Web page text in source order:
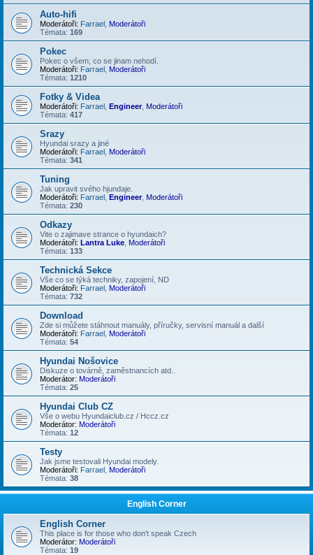
Auto-hifi
Moderátoři: Farrael Moderátoři
Témata: 169
Pokec
Pokec o všem, co se jinam nehodí.
Moderátoři: Farrael Moderátoři
Témata: 1210
Fotky & Videa
Moderátoři: Farrael Engineer, Moderátoři
Témata: 417
Srazy
Hyundai srazy a jiné
Moderátoři: Farrael Moderátoři
Témata: 341
Tuning
Jak upravit svého hjundaje.
Moderátoři: Farrael Engineer, Moderátoři
Témata: 230
Odkazy
Vite o zajimave strance o hyundaich?
Moderátoři: Lantra Luke Moderátoři
Témata: 133
Technická Sekce
Vše co se týká techniky, zapojení, ND
Moderátoři: Farrael Moderátoři
Témata: 732
Download
Zde si můžete stáhnout manuály, příručky, servisní manuál a další
Moderátoři: Farrael Moderátoři
Témata: 54
Hyundai Nošovice
Diskuze o továrně, zaměstnancích atd..
Moderátor: Moderátoři
Témata: 25
Hyundai Club CZ
Vše o webu Hyundaiclub.cz / Hccz.cz
Moderátor: Moderátoři
Témata: 12
Testy
Jak jsme testovali Hyundai modely.
Moderátoři: Farrael Moderátoři
Témata: 38
English Corner
English Corner
This place is for those who don't speak Czech
Moderátor: Moderátoři
Témata: 19